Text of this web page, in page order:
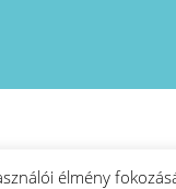
élmény